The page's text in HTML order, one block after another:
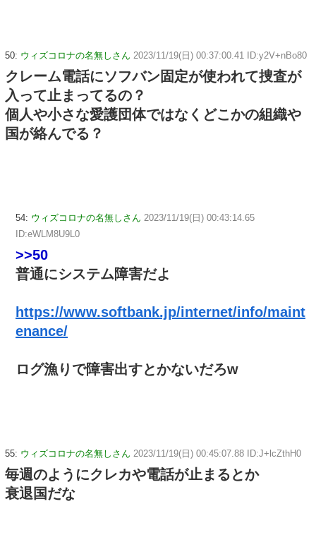
50: ウィズコロナの名無しさん 2023/11/19(日) 00:37:00.41 ID:y2V+nBo80
クレーム電話にソフバン固定が使われて捜査が
入って止まってるの？
個人や小さな愛護団体ではなくどこかの組織や
国が絡んでる？
54: ウィズコロナの名無しさん 2023/11/19(日) 00:43:14.65
ID:eWLM8U9L0
>>50
普通にシステム障害だよ
https://www.softbank.jp/internet/info/maint
enance/
ログ漁りで障害出すとかないだろw
55: ウィズコロナの名無しさん 2023/11/19(日) 00:45:07.88 ID:J+lcZthH0
毎週のようにクレカや電話が止まるとか
衰退国だな